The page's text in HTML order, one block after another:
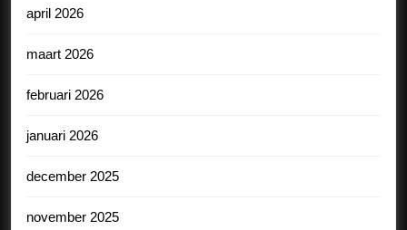
april 2026
maart 2026
februari 2026
januari 2026
december 2025
november 2025